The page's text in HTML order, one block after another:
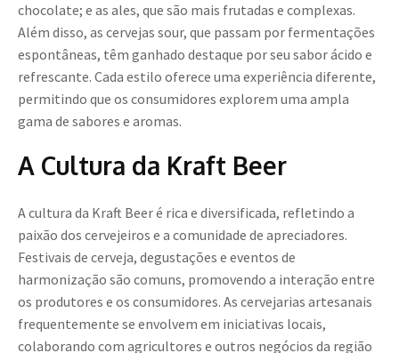
chocolate; e as ales, que são mais frutadas e complexas.
Além disso, as cervejas sour, que passam por fermentações
espontâneas, têm ganhado destaque por seu sabor ácido e
refrescante. Cada estilo oferece uma experiência diferente,
permitindo que os consumidores explorem uma ampla
gama de sabores e aromas.
A Cultura da Kraft Beer
A cultura da Kraft Beer é rica e diversificada, refletindo a
paixão dos cervejeiros e a comunidade de apreciadores.
Festivais de cerveja, degustações e eventos de
harmonização são comuns, promovendo a interação entre
os produtores e os consumidores. As cervejarias artesanais
frequentemente se envolvem em iniciativas locais,
colaborando com agricultores e outros negócios da região